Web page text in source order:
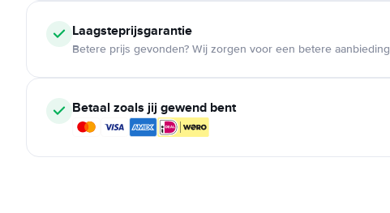
Laagsteprijsgarantie
Betere prijs gevonden? Wij zorgen voor een betere aanbieding
Betaal zoals jij gewend bent